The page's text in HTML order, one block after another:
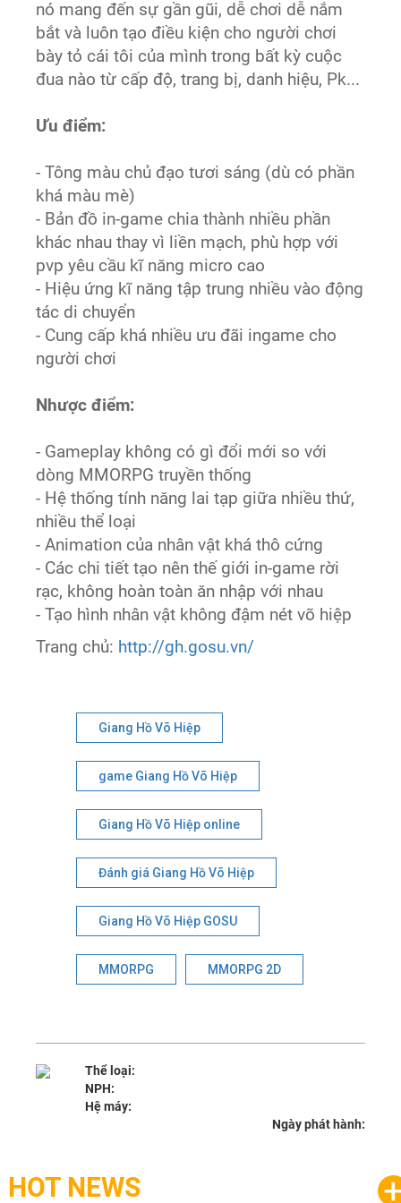
nó mang đến sự gần gũi, dễ chơi dễ nắm
bắt và luôn tạo điều kiện cho người chơi
bày tỏ cái tôi của mình trong bất kỳ cuộc
đua nào từ cấp độ, trang bị, danh hiệu, Pk...
Ưu điểm:
- Tông màu chủ đạo tươi sáng (dù có phần
khá màu mè)
- Bản đồ in-game chia thành nhiều phần
khác nhau thay vì liền mạch, phù hợp với
pvp yêu cầu kĩ năng micro cao
- Hiệu ứng kĩ năng tập trung nhiều vào động
tác di chuyển
- Cung cấp khá nhiều ưu đãi ingame cho
người chơi
Nhược điểm:
- Gameplay không có gì đổi mới so với
dòng MMORPG truyền thống
- Hệ thống tính năng lai tạp giữa nhiều thứ,
nhiều thể loại
- Animation của nhân vật khá thô cứng
- Các chi tiết tạo nên thế giới in-game rời
rạc, không hoàn toàn ăn nhập với nhau
- Tạo hình nhân vật không đậm nét võ hiệp
Trang chủ: http://gh.gosu.vn/
Giang Hồ Võ Hiệp
game Giang Hồ Võ Hiệp
Giang Hồ Võ Hiệp online
Đánh giá Giang Hồ Võ Hiệp
Giang Hồ Võ Hiệp GOSU
MMORPG MMORPG 2D
Thể loại:
NPH:
Hệ máy:
Ngày phát hành:
HOT NEWS